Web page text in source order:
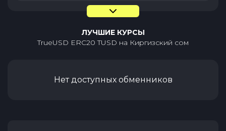
ЛУЧШИЕ КУРСЫ
TrueUSD ERC20 TUSD на Киргизский сом
Нет доступных обменников